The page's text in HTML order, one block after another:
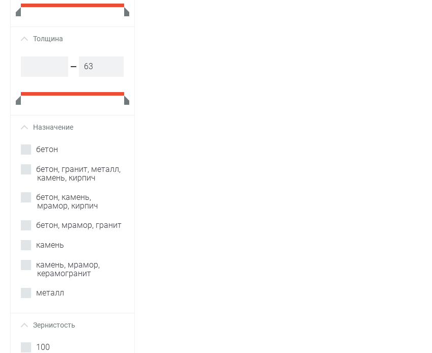
+ Толщина
+ Назначение
бетон
бетон, гранит, металл,
камень, кирпич
бетон, камень,
мрамор, кирпич
бетон, мрамор, гранит
камень
камень, мрамор,
керамогранит
металл
+ Зернистость
100